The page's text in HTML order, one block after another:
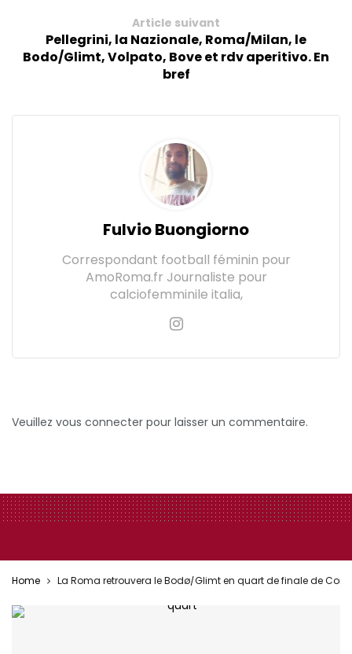
Article suivant
Pellegrini, la Nazionale, Roma/Milan, le
Bodo/Glimt, Volpato, Bove et rdv aperitivo. En
bref
Fulvio Buongiorno
Correspondant football féminin pour
AmoRoma.fr Journaliste pour
calciofemminile italia,
Veuillez vous connecter pour laisser un commentaire.
Home La Roma retrouvera le Bodø/Glimt en quart de finale de